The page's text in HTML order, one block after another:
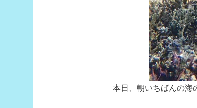
本日、朝いちばんの海